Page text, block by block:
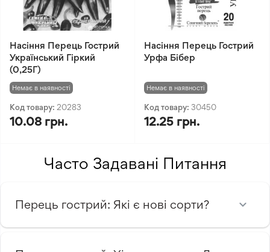
Насіння Перець Гострий
Український Гіркий
(0,25Г)
Немає в наявності
Код товару: 20283
10.08 грн.
Насіння Перець Гострий
Урфа Бібер
Немає в наявності
Код товару: 30450
12.25 грн.
Часто Задавані Питання
Перець гострий: Які є нові сорти?